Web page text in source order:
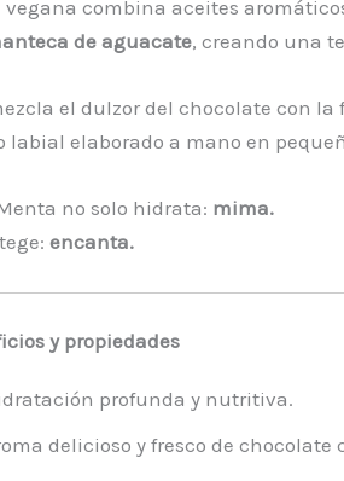
vegana combina aceites
de aguacate, creando una
el dulzor del chocolate con
labial elaborado a mano en
no solo hidrata: mima.
encanta.
y propiedades
profunda y nutritiva.
delicioso y fresco de chocolate